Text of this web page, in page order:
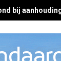
bij